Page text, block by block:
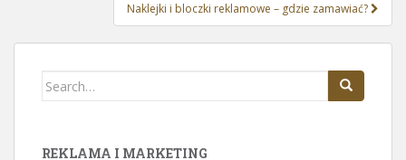
Naklejki i bloczki reklamowe – gdzie zamawiać?
Search
REKLAMA I MARKETING